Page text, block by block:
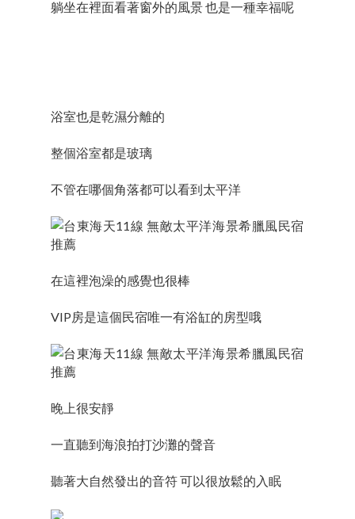
躺坐在裡面看著窗外的風景 也是一種幸福呢
浴室也是乾濕分離的
整個浴室都是玻璃
不管在哪個角落都可以看到太平洋
在這裡泡澡的感覺也很棒
VIP房是這個民宿唯一有浴缸的房型哦
晚上很安靜
一直聽到海浪拍打沙灘的聲音
聽著大自然發出的音符 可以很放鬆的入眠